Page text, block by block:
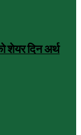
शेयर दिन अर्थ